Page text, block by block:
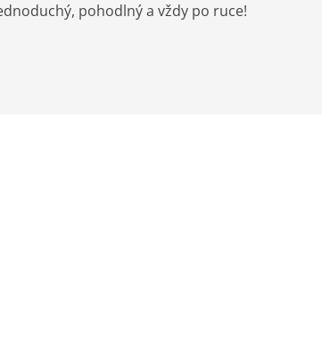
pohodlný a vždy po ruce!